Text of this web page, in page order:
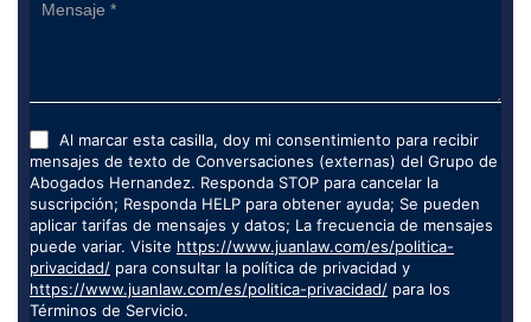
Al marcar esta casilla, doy mi consentimiento para recibir
mensajes de texto de Conversaciones (externas) del Grupo de
Abogados Hernandez. Responda STOP para cancelar la
suscripción; Responda HELP para obtener ayuda; Se pueden
aplicar tarifas de mensajes y datos; La frecuencia de mensajes
puede variar. Visite https://www.juanlaw.com/es/politica-
privacidad/ para consultar la política de privacidad y
https://www.juanlaw.com/es/politica-privacidad/ para los
Términos de Servicio.